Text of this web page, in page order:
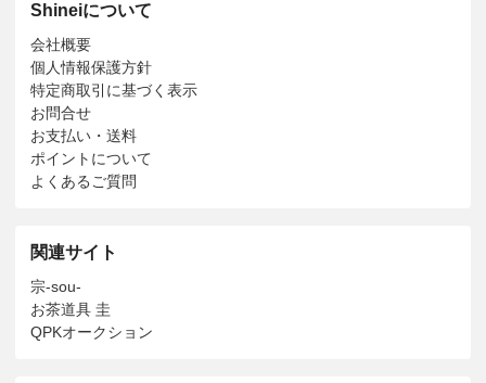
Shineiについて
会社概要
個人情報保護方針
特定商取引に基づく表示
お問合せ
お支払い・送料
ポイントについて
よくあるご質問
関連サイト
宗-sou-
お茶道具 圭
QPKオークション